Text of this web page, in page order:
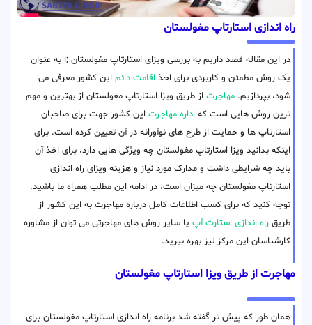
راه اندازی استارتاپ مغولستان
در این مقاله قصد داریم به بررسی ویزای استارتاپ مغولستان ;i به عنوان
یک روش مطمئن و کاربردی برای اخذ اقامت دائم این کشور معرفی می
شود، بپردازیم. مهاجرت از طریق ویزا استارتاپ مغولستان از بهترین و مهم
ترین روش هایی است که اداره مهاجرت این کشور جهت برای صاحبان
استارتاپ ها و حمایت از طرح های نوآورانه در آن تعیین کرده است. برای
اینکه بدانید ویزا استارتاپ مغولستان چه ویژگی هایی دارد، برای اخذ آن
باید چه شرایطی داشت و مدارک مورد نیاز و هزینه ویزای راه اندازی
استارتاپ مغولستان چه میزان است، در ادامه این مطلب همراه ما باشید.
توجه کنید که برای کسب اطلاعات کامل درباره مهاجرت به این کشور از
طریق راه اندازی استارت آپ یا سایر روش های مهاجرتی می توان از مشاوره
کارشناسان این مرکز نیز بهره ببرید.
مهاجرت از طریق ویزا استارتاپ مغولستان
همان طور که پیش تر گفته شد برنامه راه اندازی استارتاپ مغولستان برای